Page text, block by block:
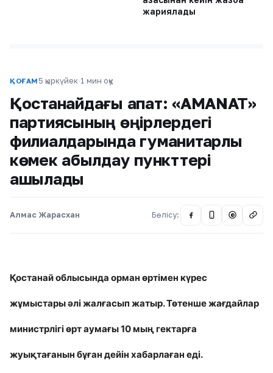
жариялады
ҚОҒАМ 5 қыркүйек·1 мин оқу
Қостанайдағы апат: «AMANAT»
партиясының өңірлердегі
филиалдарында гуманитарлық
көмек қабылдау пункттері
ашылады
Алмас Жарасхан Бөлісу: @
Қостанай облысында орман өртімен күрес
жұмыстары әлі жалғасып жатыр. Төтенше жағдайлар
министрлігі өрт аумағы 10 мың гектарға
жуықтағанын бұған дейін хабарлаған еді.